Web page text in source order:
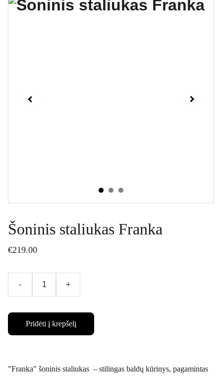
Šoninis staliukas Franka
€219.00
- +
Pridėti į krepšelį
"Franka" šoninis staliukas – stilingas baldų kūrinys, pagamintas